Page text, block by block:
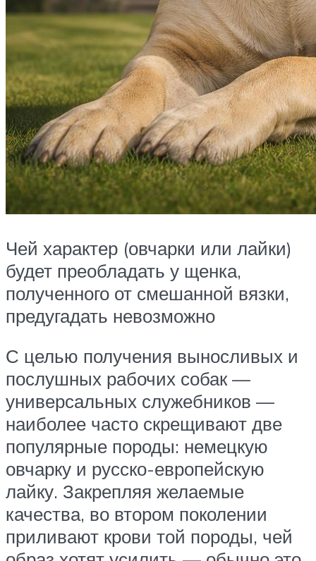
Чей характер (овчарки или лайки)
будет преобладать у щенка,
полученного от смешанной вязки,
предугадать невозможно
С целью получения выносливых и
послушных рабочих собак —
универсальных служебников —
наиболее часто скрещивают две
популярные породы: немецкую
овчарку и русско-европейскую
лайку. Закрепляя желаемые
качества, во втором поколении
приливают крови той породы, чей